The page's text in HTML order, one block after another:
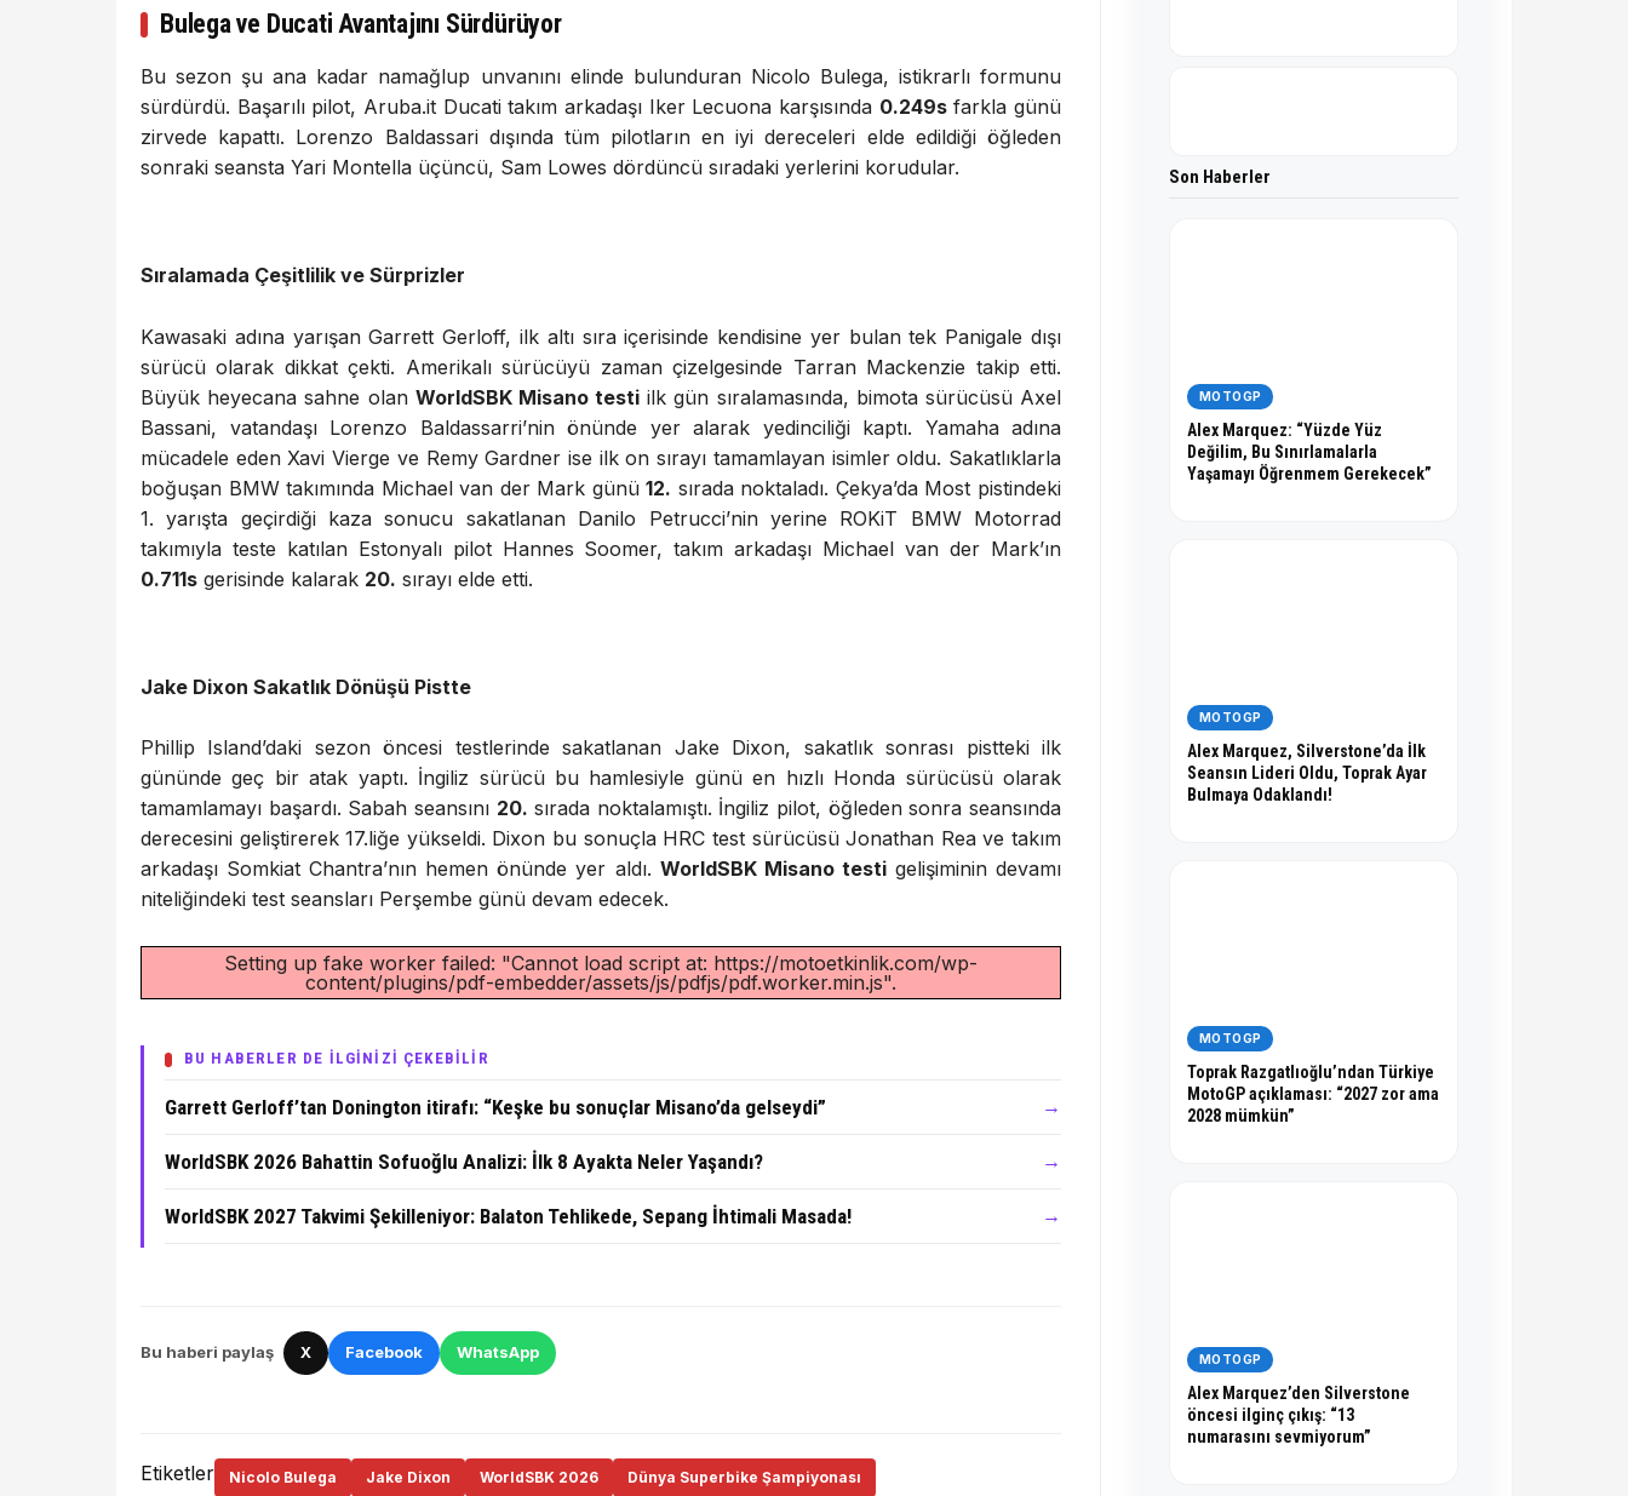
Bulega ve Ducati Avantajını Sürdürüyor
Bu sezon şu ana kadar namağlup unvanını elinde bulunduran Nicolo Bulega, istikrarlı formunu
sürdürdü. Başarılı pilot, Aruba.it Ducati takım arkadaşı Iker Lecuona karşısında 0.249sfarkla günü
zirvede kapattı. Lorenzo Baldassari dışında tüm pilotların en iyi dereceleri elde edildiği öğleden
sonraki seansta Yari Montella üçüncü, Sam Lowes dördüncü sıradaki yerlerini korudular.
Sıralamada Çeşitlilik ve Sürprizler
Kawasaki adına yarışan Garrett Gerloff, ilk altı sıra içerisinde kendisine yer bulan tek Panigale dışı
sürücü olarak dikkat çekti. Amerikalı sürücüyü zaman çizelgesinde Tarran Mackenzie takip etti.
Büyük heyecana sahne olan WorldSBK Misano testi ilk gün sıralamasında, bimota sürücüsü Axel
Bassani, vatandaşı Lorenzo Baldassarri’nin önünde yer alarak yedinciliği kaptı. Yamaha adına
mücadele eden Xavi Vierge ve Remy Gardner ise ilk on sırayı tamamlayan isimler oldu. Sakatlıklarla
boğuşan BMW takımında Michael van der Mark günü12. sırada noktaladı. Çekya’da Most pistindeki
1. yarışta geçirdiği kaza sonucu sakatlanan Danilo Petrucci’nin yerine ROKiT BMW Motorrad
takımıyla teste katılan Estonyalı pilot Hannes Soomer, takım arkadaşı Michael van der Mark’ın
0.711s gerisinde kalarak 20. sırayı elde etti.
Jake Dixon Sakatlık Dönüşü Pistte
Phillip Island’daki sezon öncesi testlerinde sakatlanan Jake Dixon, sakatlık sonrası pistteki ilk
gününde geç bir atak yaptı. İngiliz sürücü bu hamlesiyle günü en hızlı Honda sürücüsü olarak
tamamlamayı başardı. Sabah seansını 20. sırada noktalamıştı. İngiliz pilot, öğleden sonra seansında
derecesini geliştirerek 17.liğe yükseldi. Dixon bu sonuçla HRC test sürücüsü Jonathan Rea ve takım
arkadaşı Somkiat Chantra’nın hemen önünde yer aldı. WorldSBK Misano testigelişiminin devamı
niteliğindeki test seansları Perşembe günü devam edecek.
Setting up fake worker failed: "Cannot load script at: https://motoetkinlik.com/wp-
content/plugins/pdf-embedder/assets/js/pdfjs/pdf.worker.min.js".
BU HABERLER DE İLGİNİZİ ÇEKEBİLİR
Garrett Gerloff’tan Donington itirafı: “Keşke bu sonuçlar Misano’da gelseydi” →
WorldSBK 2026 Bahattin Sofuoğlu Analizi: İlk 8 Ayakta Neler Yaşandı? →
WorldSBK 2027 Takvimi Şekilleniyor: Balaton Tehlikede, Sepang İhtimali Masada! →
Bu haberi paylaş X Facebook WhatsApp
Etiketler Nicolo Bulega Jake Dixon WorldSBK 2026 Dünya Superbike Şampiyonası
Son Haberler
MOTOGP
Alex Marquez: “Yüzde Yüz
Değilim, Bu Sınırlamalarla
Yaşamayı Öğrenmem Gerekecek”
MOTOGP
Alex Marquez, Silverstone’da İlk
Seansın Lideri Oldu, Toprak Ayar
Bulmaya Odaklandı!
MOTOGP
Toprak Razgatlıoğlu’ndan Türkiye
MotoGP açıklaması: “2027 zor ama
2028 mümkün”
MOTOGP
Alex Marquez’den Silverstone
öncesi ilginç çıkış: “13
numarasını sevmiyorum”